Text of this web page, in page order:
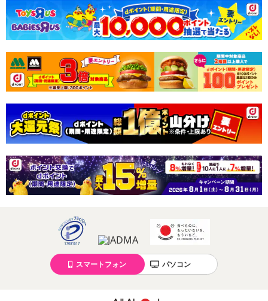
スマートフォン パソコン